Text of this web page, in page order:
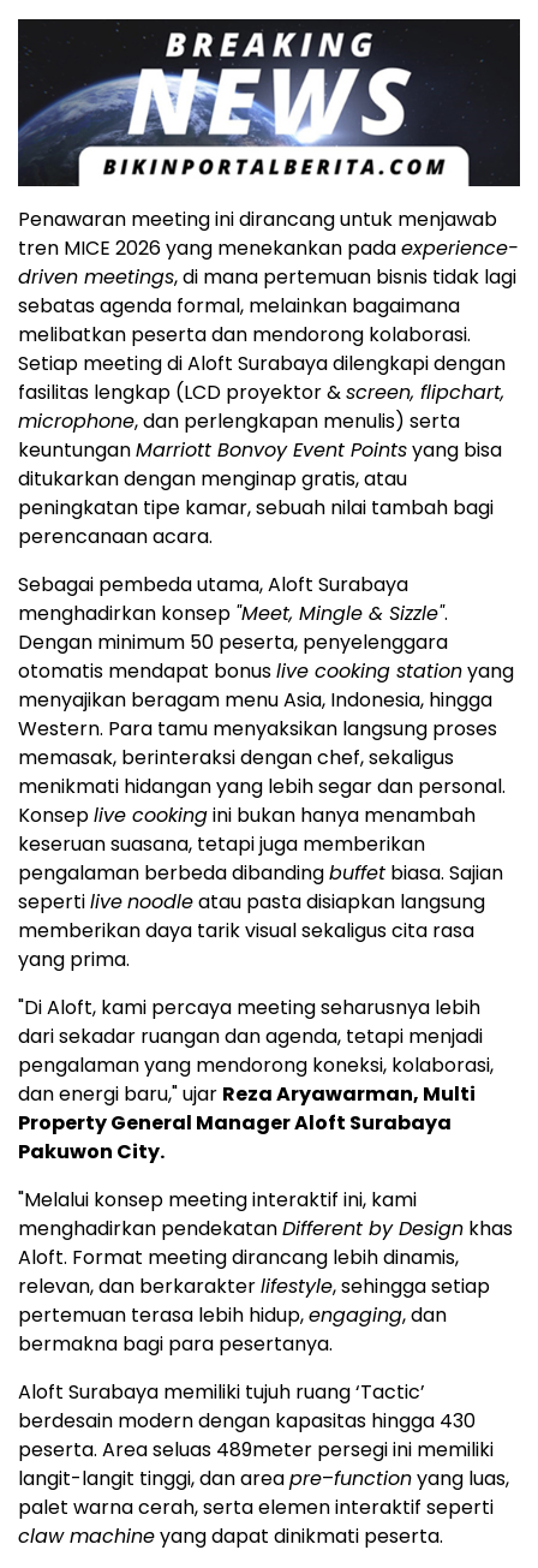
Penawaran meeting ini dirancang untuk menjawab
tren MICE 2026 yang menekankan padaexperience-
driven meetings, di mana pertemuan bisnis tidak lagi
sebatas agenda formal, melainkan bagaimana
melibatkan peserta dan mendorong kolaborasi.
Setiap meeting di Aloft Surabaya dilengkapi dengan
fasilitas lengkap (LCD proyektor &screen, flipchart,
microphone, dan perlengkapan menulis) serta
keuntunganMarriott Bonvoy Event Pointsyang bisa
ditukarkan dengan menginap gratis, atau
peningkatan tipe kamar, sebuah nilai tambah bagi
perencanaan acara.
Sebagai pembeda utama, Aloft Surabaya
menghadirkan konsep "Meet, Mingle & Sizzle".
Dengan minimum 50 peserta, penyelenggara
otomatis mendapat bonuslive cooking stationyang
menyajikan beragam menu Asia, Indonesia, hingga
Western. Para tamu menyaksikan langsung proses
memasak, berinteraksi dengan chef, sekaligus
menikmati hidangan yang lebih segar dan personal.
Konseplive cookingini bukan hanya menambah
keseruan suasana, tetapi juga memberikan
pengalaman berbeda dibandingbuffet biasa. Sajian
sepertilivenoodleatau pasta disiapkan langsung
memberikan daya tarik visual sekaligus cita rasa
yang prima.
"Di Aloft, kami percaya meeting seharusnya lebih
dari sekadar ruangan dan agenda, tetapi menjadi
pengalaman yang mendorong koneksi, kolaborasi,
dan energi baru," ujar Reza Aryawarman, Multi
Property General Manager Aloft Surabaya
Pakuwon City.
"Melalui konsep meeting interaktif ini, kami
menghadirkan pendekatanDifferent by Design khas
Aloft. Format meeting dirancang lebih dinamis,
relevan, dan berkarakterlifestyle, sehingga setiap
pertemuan terasa lebih hidup,engaging, dan
bermakna bagi para pesertanya.
Aloft Surabaya memiliki tujuh ruang ‘Tactic’
berdesain modern dengan kapasitas hingga 430
peserta. Area seluas 489meter persegi ini memiliki
langit-langit tinggi, dan areapre–functionyang luas,
palet warna cerah, serta elemen interaktif seperti
claw machineyang dapat dinikmati peserta.